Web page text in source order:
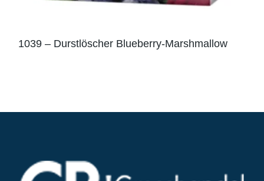
1039 – Durstlöscher Blueberry-Marshmallow